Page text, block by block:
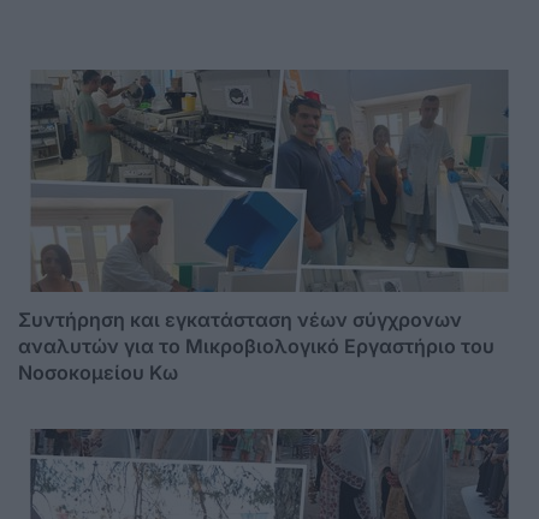
Συντήρηση και εγκατάσταση νέων σύγχρονων
αναλυτών για το Μικροβιολογικό Εργαστήριο του
Νοσοκομείου Κω